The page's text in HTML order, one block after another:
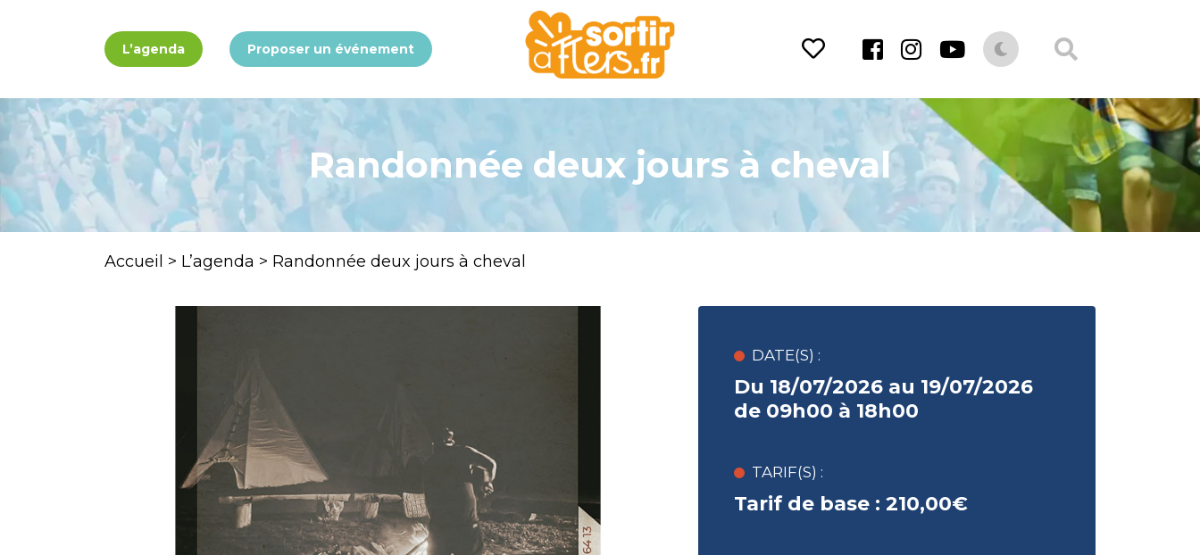
L’agenda Proposer un événement
Randonnée deux jours à cheval
Accueil > L’agenda > Randonnée deux jours à cheval
DATE(S) :
Du 18/07/2026 au 19/07/2026
de 09h00 à 18h00
TARIF(S) :
Tarif de base : 210,00€